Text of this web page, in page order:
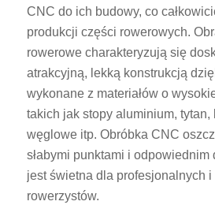
CNC do ich budowy, co
produkcji części rowerowych.
rowerowe charakteryzują się
atrakcyjną, lekką konstrukcją
wykonane z materiałów o
takich jak stopy aluminium, tytan,
węglowe itp. Obróbka CNC
słabymi punktami i odpowiednim
jest świetna dla profesjonalnych i
rowerzystów.